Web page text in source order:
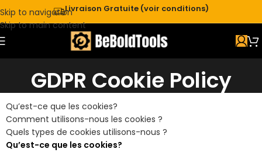
Skip to navigation
Skip to main content
Livraison Gratuite (voir conditions)
GDPR Cookie Policy
Qu’est-ce que les cookies?
Comment utilisons-nous les cookies ?
Quels types de cookies utilisons-nous ?
Qu’est-ce que les cookies?